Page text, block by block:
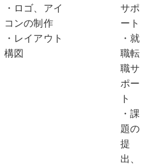
・ロゴ、アイ
コンの制作
・レイアウト
構図
サポ
ート
・就
職転
職サ
ポー
ト
・課
題の
提
出、